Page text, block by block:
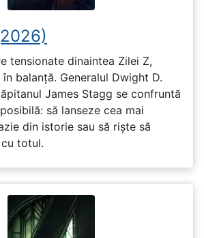
tensionate dinaintea Zilei Z,
balanță. Generalul Dwight D.
James Stagg se confruntă
să lanseze cea mai
din istorie sau să riște să
totul.